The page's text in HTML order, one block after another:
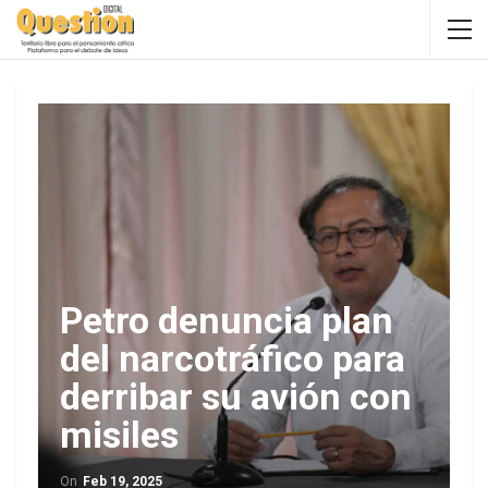
Petro denuncia plan
del narcotráfico para
derribar su avión con
misiles
On Feb 19, 2025